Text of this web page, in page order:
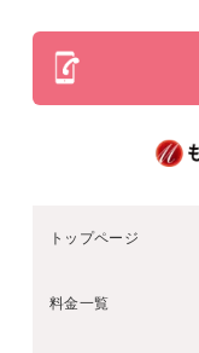
トップページ
料金一覧